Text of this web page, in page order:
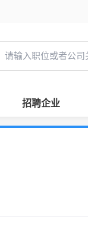
招聘企业